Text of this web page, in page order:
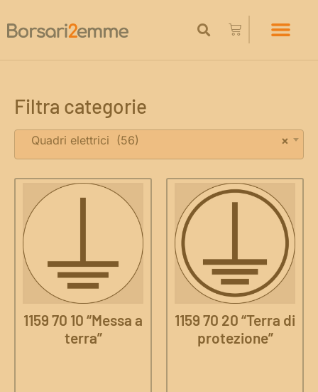
Filtra categorie
×
Quadri elettrici (56)
1159 70 10 “Messa a
terra”
1159 70 20 “Terra di
protezione”